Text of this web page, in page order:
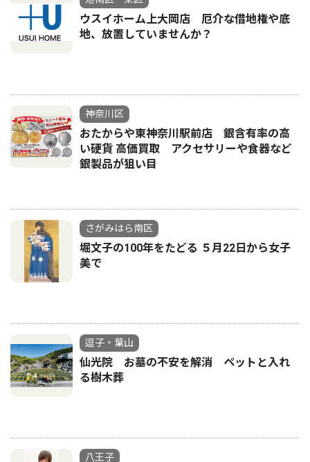
ウスイホーム上大岡店 厄介な借地権や底
地、放置していませんか？
神奈川区
おたからや東神奈川駅前店 銀含有率の高
い硬貨 高価買取 アクセサリーや食器など
銀製品が狙い目
さがみはら南区
堀文子の100年をたどる ５月22日から女子
美で
逗子・葉山
仙光院 お墓の不安を解消 ペットと入れ
る樹木葬
八王子